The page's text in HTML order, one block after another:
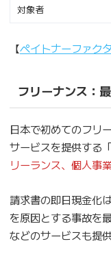
対象者
【ペイトナーファク
フリーナンス：
日本で初めてのフリ
サービスを提供する
リーランス、個人事
請求書の即日現金化
を原因とする事故を
などのサービスも提